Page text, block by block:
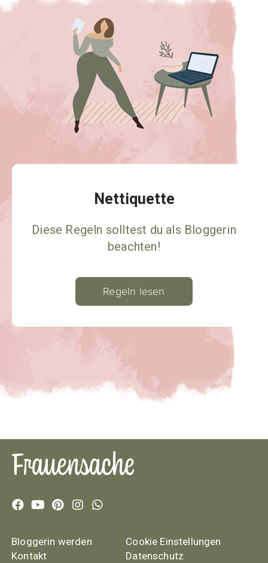
Nettiquette
Diese Regeln solltest du als Bloggerin
beachten!
Regeln lesen
Bloggerin werden
Kontakt
Cookie Einstellungen
Datenschutz